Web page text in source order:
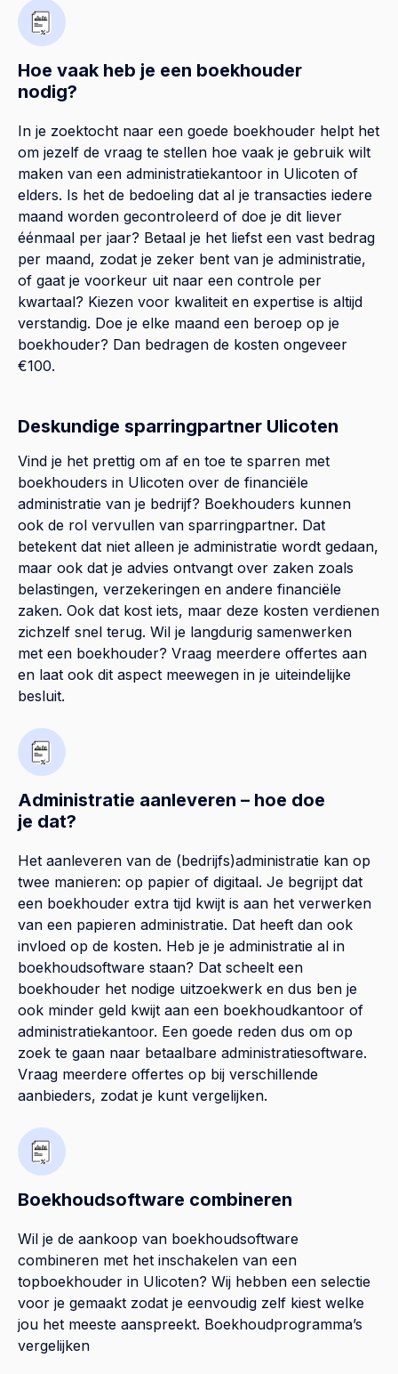
Hoe vaak heb je een boekhouder
nodig?
In je zoektocht naar een goede boekhouder helpt het
om jezelf de vraag te stellen hoe vaak je gebruik wilt
maken van een administratiekantoor in Ulicoten of
elders. Is het de bedoeling dat al je transacties iedere
maand worden gecontroleerd of doe je dit liever
éénmaal per jaar? Betaal je het liefst een vast bedrag
per maand, zodat je zeker bent van je administratie,
of gaat je voorkeur uit naar een controle per
kwartaal? Kiezen voor kwaliteit en expertise is altijd
verstandig. Doe je elke maand een beroep op je
boekhouder? Dan bedragen de kosten ongeveer
€100.
Deskundige sparringpartner Ulicoten
Vind je het prettig om af en toe te sparren met
boekhouders in Ulicoten over de financiële
administratie van je bedrijf? Boekhouders kunnen
ook de rol vervullen van sparringpartner. Dat
betekent dat niet alleen je administratie wordt gedaan,
maar ook dat je advies ontvangt over zaken zoals
belastingen, verzekeringen en andere financiële
zaken. Ook dat kost iets, maar deze kosten verdienen
zichzelf snel terug. Wil je langdurig samenwerken
met een boekhouder? Vraag meerdere offertes aan
en laat ook dit aspect meewegen in je uiteindelijke
besluit.
Administratie aanleveren – hoe doe
je dat?
Het aanleveren van de (bedrijfs)administratie kan op
twee manieren: op papier of digitaal. Je begrijpt dat
een boekhouder extra tijd kwijt is aan het verwerken
van een papieren administratie. Dat heeft dan ook
invloed op de kosten. Heb je je administratie al in
boekhoudsoftware staan? Dat scheelt een
boekhouder het nodige uitzoekwerk en dus ben je
ook minder geld kwijt aan een boekhoudkantoor of
administratiekantoor. Een goede reden dus om op
zoek te gaan naar betaalbare administratiesoftware.
Vraag meerdere offertes op bij verschillende
aanbieders, zodat je kunt vergelijken.
Boekhoudsoftware combineren
Wil je de aankoop van boekhoudsoftware
combineren met het inschakelen van een
topboekhouder in Ulicoten? Wij hebben een selectie
voor je gemaakt zodat je eenvoudig zelf kiest welke
jou het meeste aanspreekt. Boekhoudprogramma’s
vergelijken